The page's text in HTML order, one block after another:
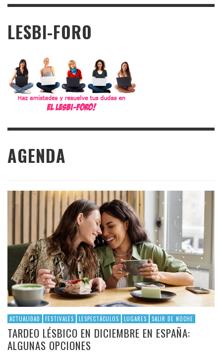
LESBI-FORO
AGENDA
ACTUALIDAD FESTIVALES LESPECTÁCULOS LUGARES SALIR DE NOCHE
TARDEO LÉSBICO EN DICIEMBRE EN ESPAÑA:
ALGUNAS OPCIONES